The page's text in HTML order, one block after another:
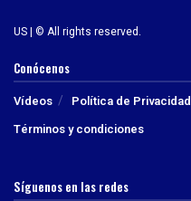
US | © All rights reserved.
Conócenos
Vídeos Política de Privacidad
Términos y condiciones
Síguenos en las redes